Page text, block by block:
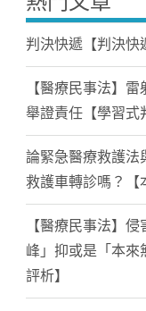
判決快遞【判決快
【醫療民事法】
舉證責任【學習式
論緊急醫療救護法
救護車轉診嗎？【
【醫療民事法】
峰」抑或是「本來
評析】